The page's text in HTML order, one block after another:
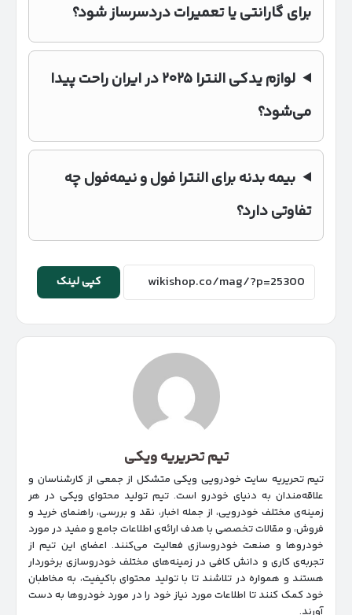
برای گارانتی یا تعمیرات دردسرساز شود؟
لوازم یدکی النترا ۲۰۲۵ در ایران راحت پیدا
می‌شود؟
بیمه بدنه برای النترا فول و نیمه‌فول چه
تفاوتی دارد؟
کپی لینک
تیم تحریریه ویکی
تیم تحریریه سایت خودرویی ویکی متشکل از جمعی از کارشناسان و
علاقه‌مندان به دنیای خودرو است. تیم تولید محتوای ویکی در هر
زمینه‌‌ی مختلف خودرویی، از جمله اخبار، نقد و بررسی، راهنمای خرید و
فروش، و مقالات تخصصی با هدف ارائه‌ی اطلاعات جامع و مفید در مورد
خودروها و صنعت خودروسازی فعالیت می‌کنند. اعضای این تیم از
تجربه‌ی کاری و دانش کافی در زمینه‌های مختلف خودروسازی برخوردار
هستند و همواره در تلاشند تا با تولید محتوای باکیفیت، به مخاطبان
خود کمک کنند تا اطلاعات مورد نیاز خود را در مورد خودروها به دست
آورند.